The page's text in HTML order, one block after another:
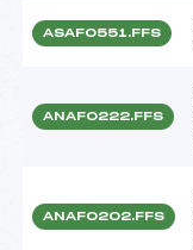
ASAF0551.FFS
ANAF0222.FFS
ANAF0202.FFS